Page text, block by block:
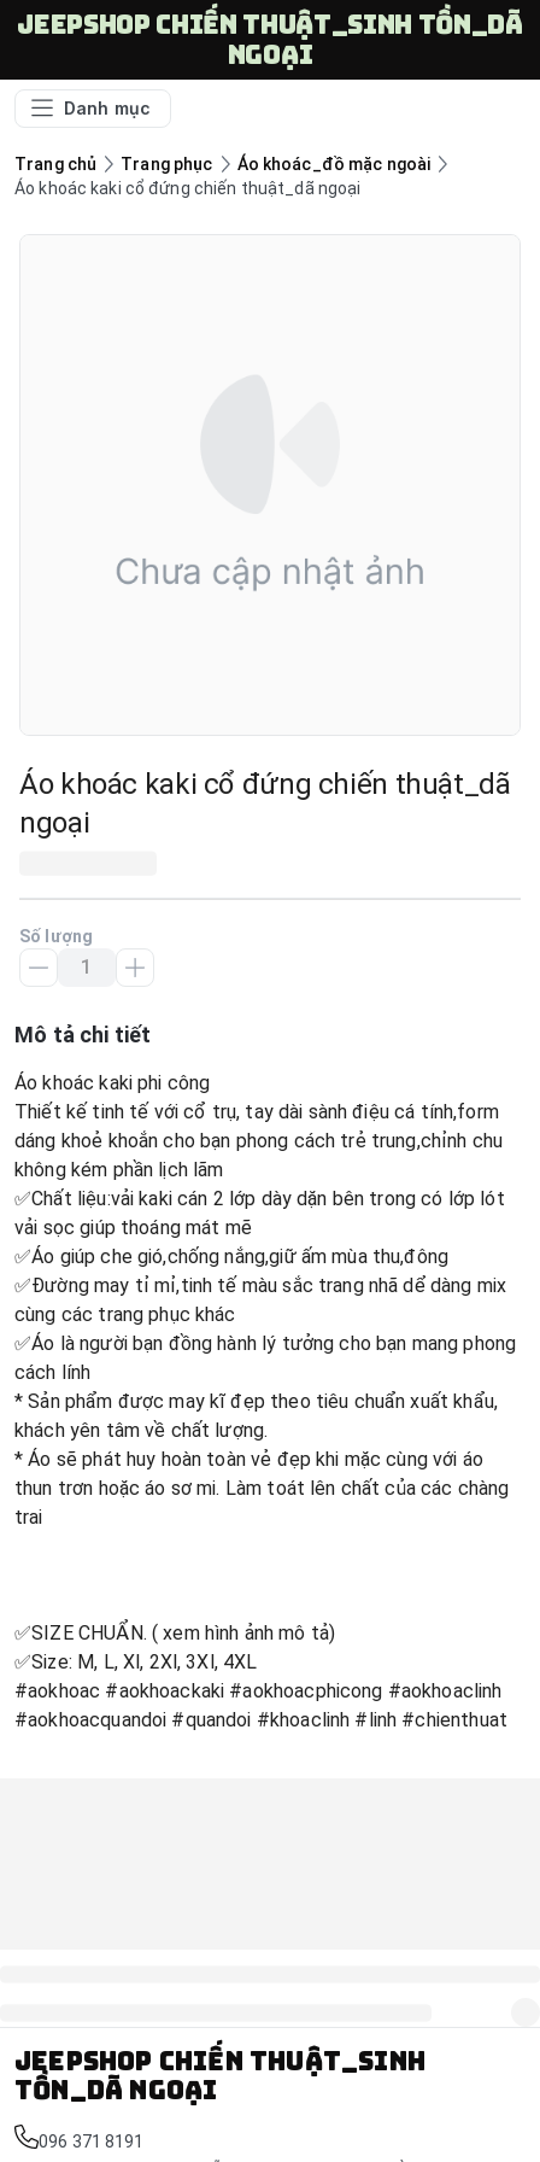
Jeepshop chiến thuật_sinh tồn_dã
ngoại
Danh mục
Trang chủ Trang phục
Áo khoác_đồ mặc ngoài
Áo khoác kaki cổ đứng chiến thuật_dã ngoại
Áo khoác kaki cổ đứng chiến thuật_dã
ngoại
Số lượng
Mô tả chi tiết
Áo khoác kaki phi công
Thiết kế tinh tế với cổ trụ, tay dài sành điệu cá tính,form
dáng khoẻ khoắn cho bạn phong cách trẻ trung,chỉnh chu
không kém phần lịch lãm
✅Chất liệu:vải kaki cán 2 lớp dày dặn bên trong có lớp lót
vải sọc giúp thoáng mát mẽ
✅Áo giúp che gió,chống nắng,giữ ấm mùa thu,đông
✅Đường may tỉ mỉ,tinh tế màu sắc trang nhã dể dàng mix
cùng các trang phục khác
✅Áo là người bạn đồng hành lý tưởng cho bạn mang phong
cách lính
* Sản phẩm được may kĩ đẹp theo tiêu chuẩn xuất khẩu,
khách yên tâm về chất lượng.
* Áo sẽ phát huy hoàn toàn vẻ đẹp khi mặc cùng với áo
thun trơn hoặc áo sơ mi. Làm toát lên chất của các chàng
trai
✅SIZE CHUẨN. ( xem hình ảnh mô tả)
✅Size: M, L, Xl, 2Xl, 3Xl, 4XL
#aokhoac #aokhoackaki #aokhoacphicong #aokhoaclinh
#aokhoacquandoi #quandoi #khoaclinh #linh #chienthuat
Jeepshop chiến thuật_sinh
tồn_dã ngoại
096 371 8191